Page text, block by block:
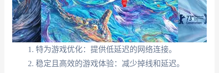
特为游戏优化：提供低延迟的网络连接。
稳定且高效的游戏体验：减少掉线和延迟。